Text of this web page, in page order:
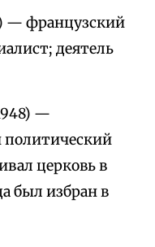
— французский
деятель
—
церковь в
был избран в